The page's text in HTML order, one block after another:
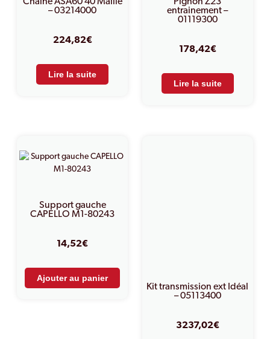
– 03214000
224,82€
Lire la suite
entrainement –
01119300
178,42€
Lire la suite
Support gauche
CAPELLO M1-80243
14,52€
Ajouter au panier
Kit transmission ext Idéal
– 05113400
3237,02€